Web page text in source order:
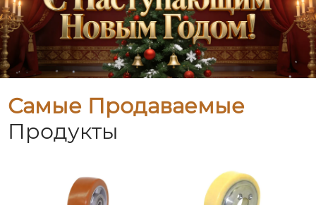
Самые Продаваемые
Продукты